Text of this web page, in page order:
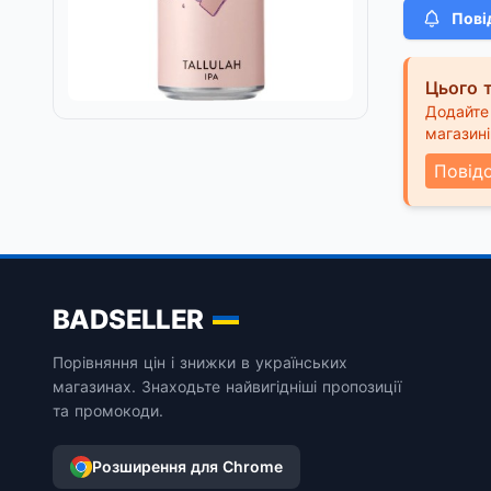
Цього
BADSELLER
Порівняння цін і знижки в українських
магазинах. Знаходьте найвигідніші пропозиції
та промокоди.
Розширення для Chrome